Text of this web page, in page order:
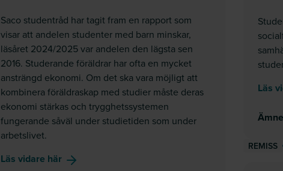
Saco studentråd har tagit fram en rapport som
visar att andelen studenter med barn minskar,
läsåret 2024/2025 var andelen den lägsta sen
2016. Studerande föräldrar har ofta en mycket
ansträngd ekonomi. Om det ska vara möjligt att
kombinera föräldraskap med studier måste deras
ekonomi stärkas och trygghetssystemen
fungerande såväl under studietiden som under
arbetslivet.
Läs vidare här om
Läs
Ämne
REMISS